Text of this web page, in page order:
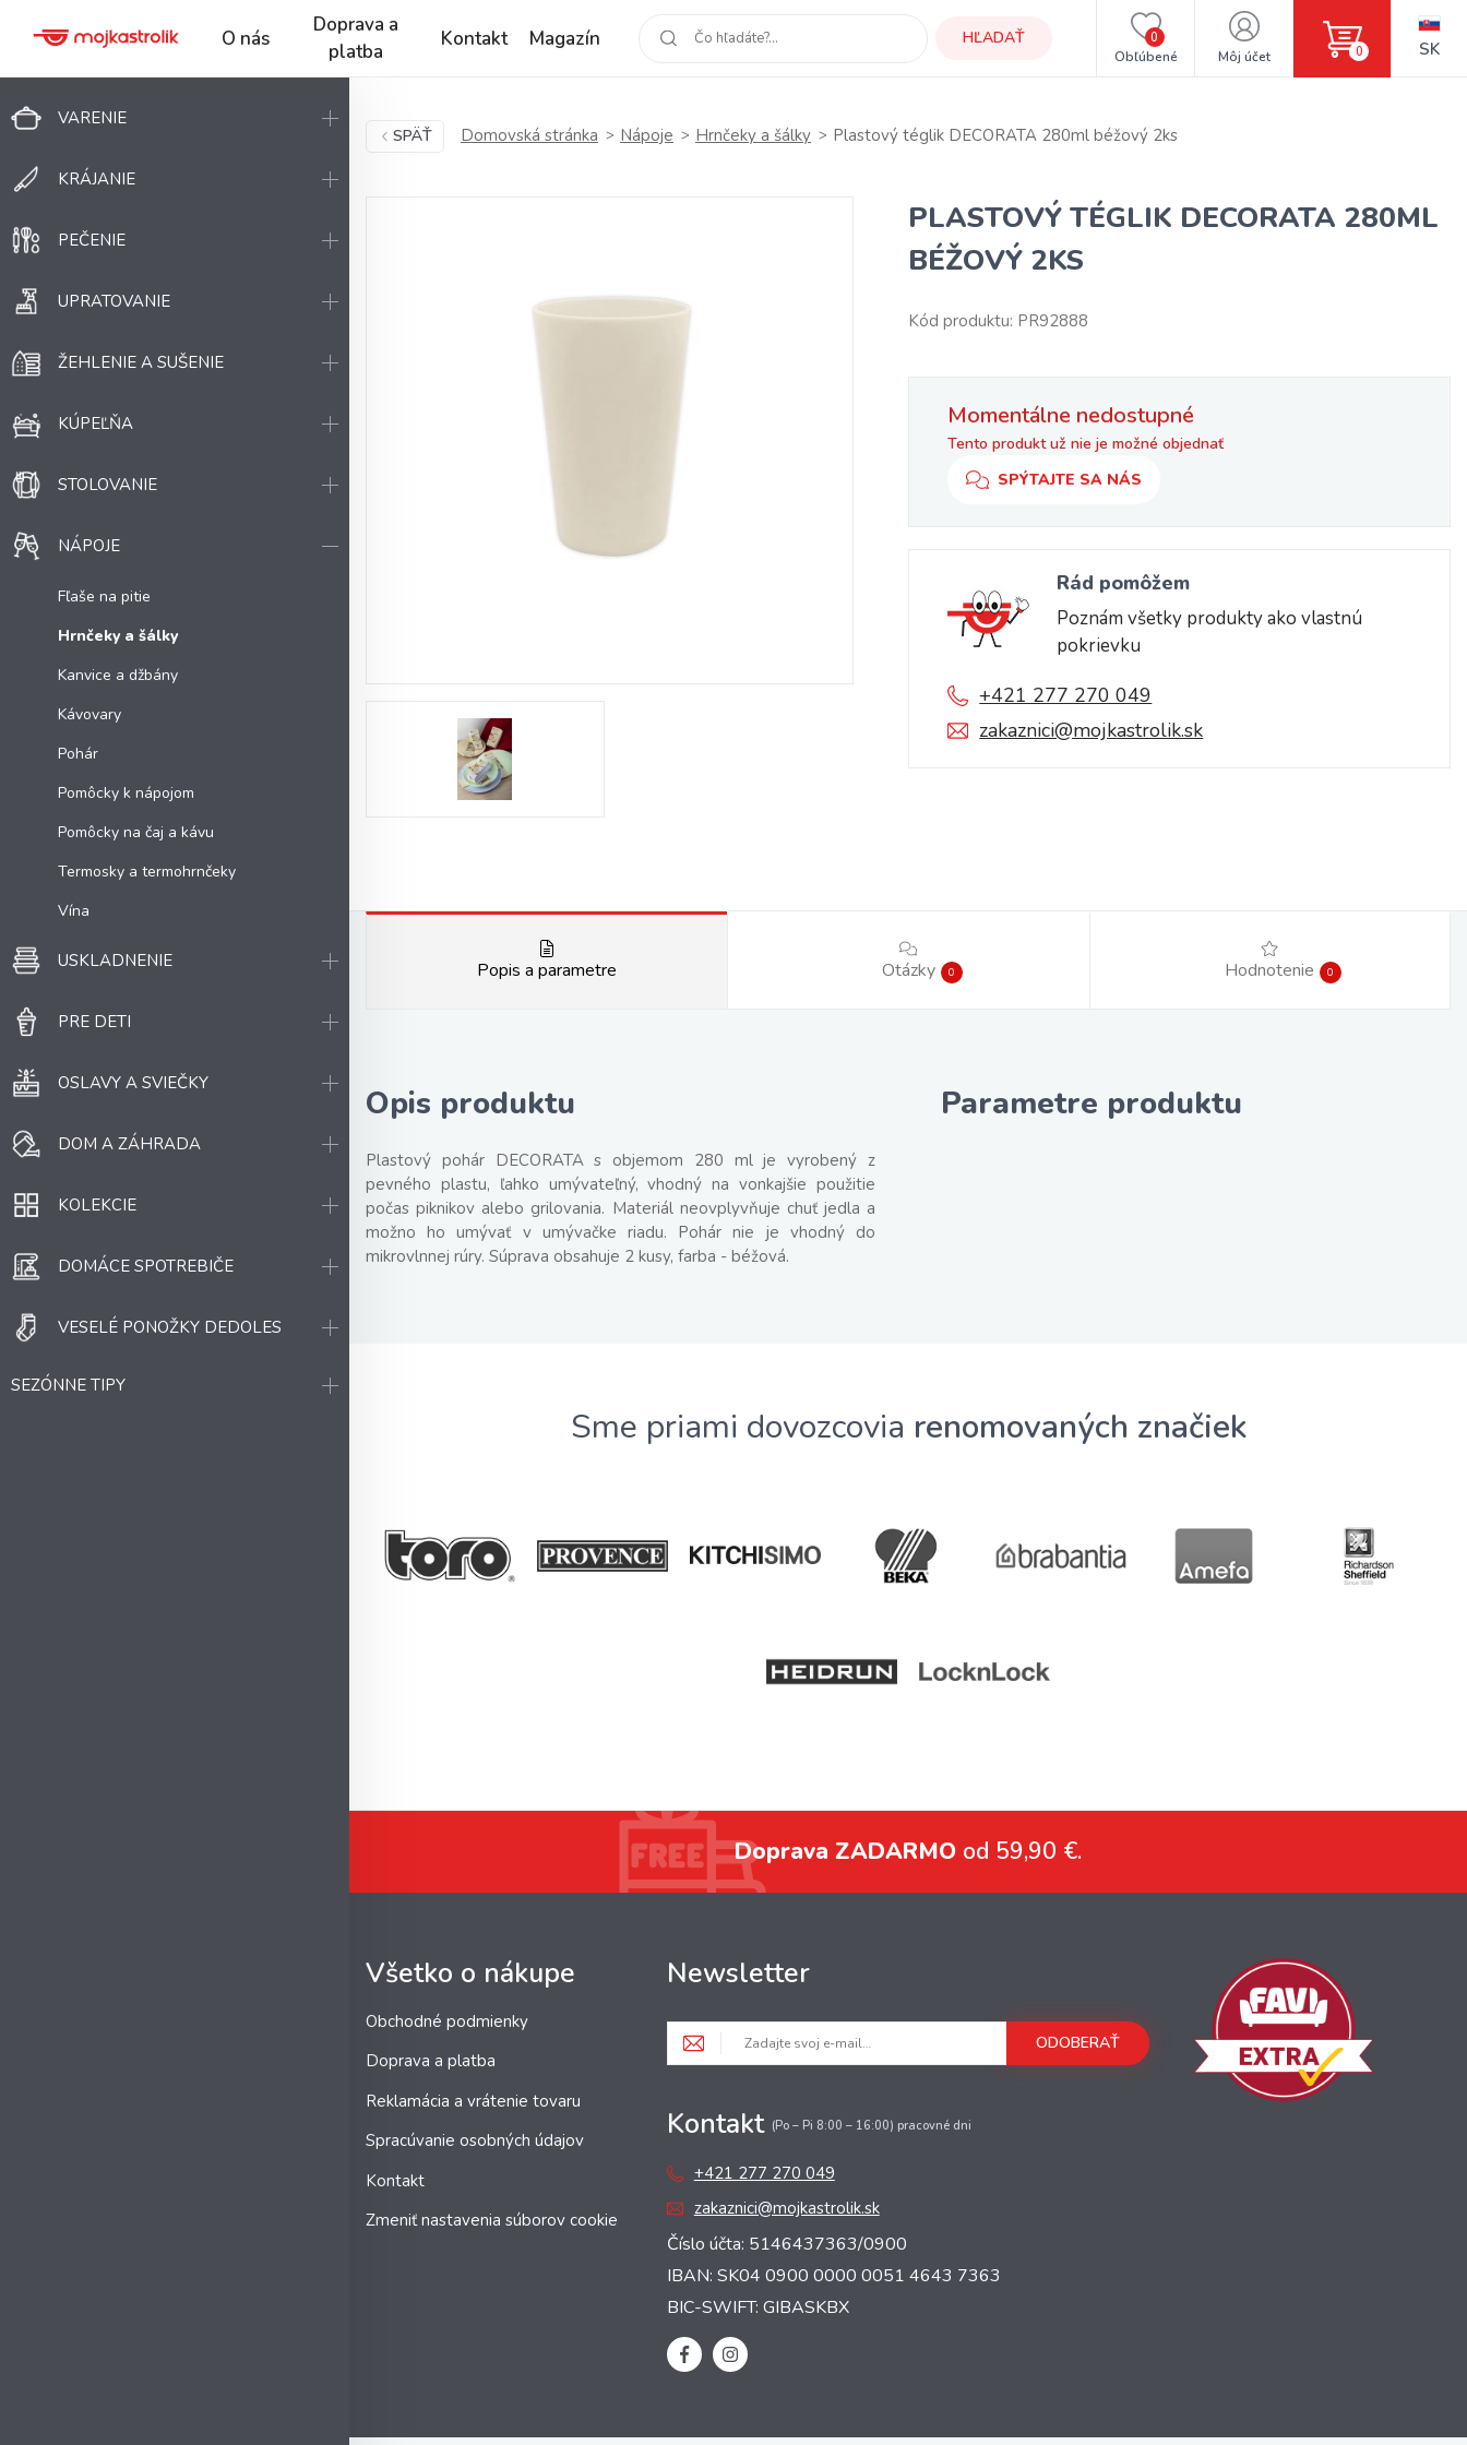
O nás
Doprava a
platba
Kontakt Magazín HĽADAŤ
Obľúbené
0
Môj účet 0 SK
VARENIE
KRÁJANIE
PEČENIE
UPRATOVANIE
ŽEHLENIE A SUŠENIE
KÚPEĽŇA
STOLOVANIE
NÁPOJE
Fľaše na pitie
Hrnčeky a šálky
Kanvice a džbány
Kávovary
Pohár
Pomôcky k nápojom
Pomôcky na čaj a kávu
Termosky a termohrnčeky
Vína
USKLADNENIE
PRE DETI
OSLAVY A SVIEČKY
DOM A ZÁHRADA
KOLEKCIE
DOMÁCE SPOTREBIČE
VESELÉ PONOŽKY DEDOLES
SEZÓNNE TIPY
SPÄŤ Domovská stránka Nápoje Hrnčeky a šálky Plastový téglik DECORATA 280ml béžový 2ks
PLASTOVÝ TÉGLIK DECORATA 280ML
BÉŽOVÝ 2KS
Kód produktu: PR92888
Momentálne nedostupné
Tento produkt už nie je možné objednať
SPÝTAJTE SA NÁS
Rád pomôžem
Poznám všetky produkty ako vlastnú
pokrievku
+421 277 270 049
zakaznici@mojkastrolik.sk
Popis a parametre Otázky 0 Hodnotenie 0
Opis produktu
Plastový pohár DECORATA s objemom 280 ml je vyrobený z
pevného plastu, ľahko umývateľný, vhodný na vonkajšie použitie
počas piknikov alebo grilovania. Materiál neovplyvňuje chuť jedla a
možno ho umývať v umývačke riadu. Pohár nie je vhodný do
mikrovlnnej rúry. Súprava obsahuje 2 kusy, farba - béžová.
Parametre produktu
Sme priami dovozcovia renomovaných značiek
Doprava ZADARMO od 59,90 €.
Všetko o nákupe
Obchodné podmienky
Doprava a platba
Reklamácia a vrátenie tovaru
Spracúvanie osobných údajov
Kontakt
Zmeniť nastavenia súborov cookie
Newsletter
ODOBERAŤ
Kontakt (Po – Pi 8:00 – 16:00) pracovné dni
+421 277 270 049
zakaznici@mojkastrolik.sk
Číslo účta: 5146437363/0900
IBAN: SK04 0900 0000 0051 4643 7363
BIC-SWIFT: GIBASKBX